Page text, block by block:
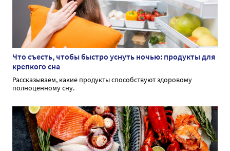
Что съесть, чтобы быстро уснуть ночью: продукты для
крепкого сна
Рассказываем, какие продукты способствуют здоровому
полноценному сну.